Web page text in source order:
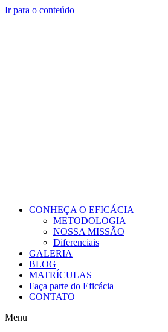
Ir para o conteúdo
CONHEÇA O EFICÁCIA
METODOLOGIA
NOSSA MISSÃO
Diferenciais
GALERIA
BLOG
MATRÍCULAS
Faça parte do Eficácia
CONTATO
Menu